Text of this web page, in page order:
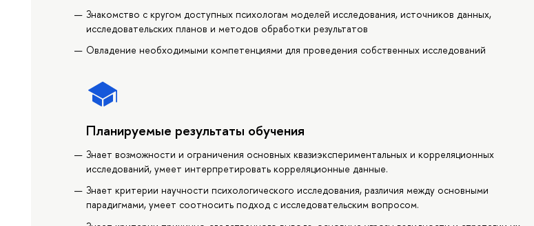
Знакомство с кругом доступных психологам моделей исследования, источников данных,
исследовательских планов и методов обработки результатов
Овладение необходимыми компетенциями для проведения собственных исследований
Планируемые результаты обучения
Знает возможности и ограничения основных квазиэкспериментальных и корреляционных
исследований, умеет интерпретировать корреляционные данные.
Знает критерии научности психологического исследования, различия между основными
парадигмами, умеет соотносить подход с исследовательским вопросом.